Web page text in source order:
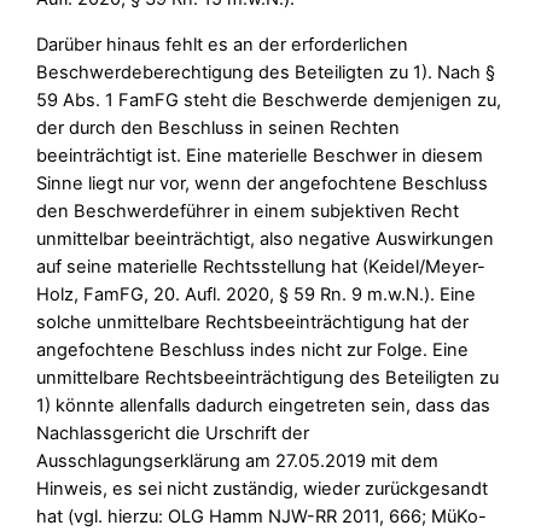
Darüber hinaus fehlt es an der erforderlichen
Beschwerdeberechtigung des Beteiligten zu 1). Nach §
59 Abs. 1 FamFG steht die Beschwerde demjenigen zu,
der durch den Beschluss in seinen Rechten
beeinträchtigt ist. Eine materielle Beschwer in diesem
Sinne liegt nur vor, wenn der angefochtene Beschluss
den Beschwerdeführer in einem subjektiven Recht
unmittelbar beeinträchtigt, also negative Auswirkungen
auf seine materielle Rechtsstellung hat (Keidel/Meyer-
Holz, FamFG, 20. Aufl. 2020, § 59 Rn. 9 m.w.N.). Eine
solche unmittelbare Rechtsbeeinträchtigung hat der
angefochtene Beschluss indes nicht zur Folge. Eine
unmittelbare Rechtsbeeinträchtigung des Beteiligten zu
1) könnte allenfalls dadurch eingetreten sein, dass das
Nachlassgericht die Urschrift der
Ausschlagungserklärung am 27.05.2019 mit dem
Hinweis, es sei nicht zuständig, wieder zurückgesandt
hat (vgl. hierzu: OLG Hamm NJW-RR 2011, 666; MüKo-